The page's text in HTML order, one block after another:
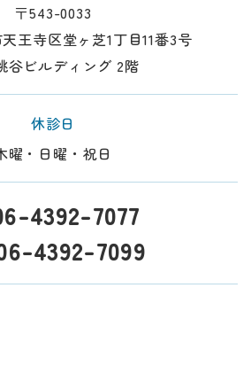
〒543-0033
王寺区堂ヶ芝1丁目11番3号
谷ビルディング 2階
休診日
曜・日曜・祝日
4392-7077
4392-7099